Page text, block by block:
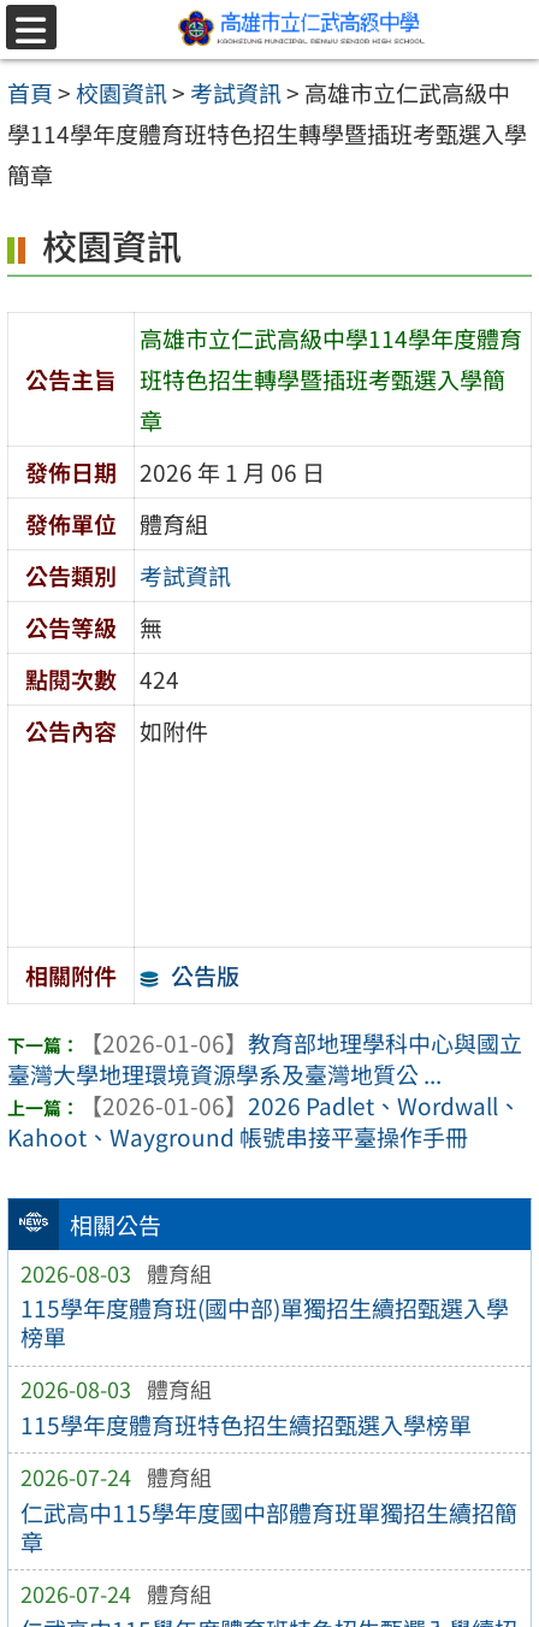
跳至主要內容區
選
單
首頁>校園資訊> 考試資訊> 高雄市立仁武高級中
學114學年度體育班特色招生轉學暨插班考甄選入學
簡章
相關公告
2026-08-03 體育組
115學年度體育班(國中部)單獨招生續招甄選入學
榜單
2026-08-03 體育組
115學年度體育班特色招生續招甄選入學榜單
2026-07-24 體育組
仁武高中115學年度國中部體育班單獨招生續招簡
章
2026-07-24 體育組
校園資訊
公告主旨
高雄市立仁武高級中學114學年度體育
班特色招生轉學暨插班考甄選入學簡
章
發佈日期
2026 年 1 月 06 日
發佈單位
體育組
公告類別
考試資訊
公告等級
無
點閱次數
424
公告內容
如附件
相關附件 公告版
【2026-01-06】 教育部地理學科中心與國立
臺灣大學地理環境資源學系及臺灣地質公 ...
【2026-01-06】 2026 Padlet、Wordwall、
Kahoot、Wayground 帳號串接平臺操作手冊